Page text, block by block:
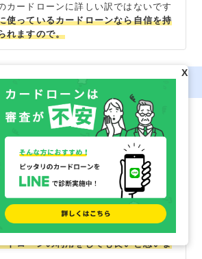
カードローンに詳しい訳ではないです
使っているカードローンなら自信を持
れますので。
対してアドバイス
第四北越銀行カードローン
の利用を検討している人に
ありましたらお願いしま
が必要な際は、
ドローンの利用をしても良いと思いま
X